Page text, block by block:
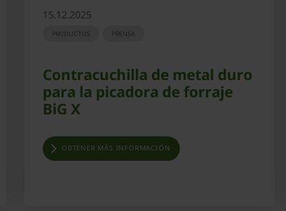
15.12.2025
PRODUCTOS PRENSA
Contracuchilla de metal duro
para la picadora de forraje
BiG X
OBTENER MÁS INFORMACIÓN